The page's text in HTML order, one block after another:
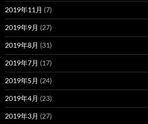
2019年11月 (7)
2019年9月 (27)
2019年8月 (31)
2019年7月 (17)
2019年5月 (24)
2019年4月 (23)
2019年3月 (27)